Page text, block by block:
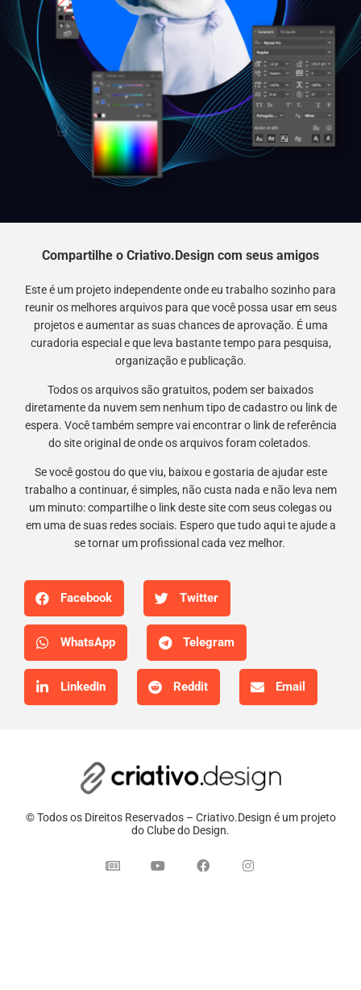
Compartilhe o Criativo.Design com seus amigos
Este é um projeto independente onde eu trabalho sozinho para
reunir os melhores arquivos para que você possa usar em seus
projetos e aumentar as suas chances de aprovação. É uma
curadoria especial e que leva bastante tempo para pesquisa,
organização e publicação.
Todos os arquivos são gratuitos, podem ser baixados
diretamente da nuvem sem nenhum tipo de cadastro ou link de
espera. Você também sempre vai encontrar o link de referência
do site original de onde os arquivos foram coletados.
Se você gostou do que viu, baixou e gostaria de ajudar este
trabalho a continuar, é simples, não custa nada e não leva nem
um minuto: compartilhe o link deste site com seus colegas ou
em uma de suas redes sociais. Espero que tudo aqui te ajude a
se tornar um profissional cada vez melhor.
Facebook Twitter
WhatsApp Telegram
LinkedIn Reddit Email
© Todos os Direitos Reservados – Criativo.Design é um projeto
do Clube do Design.